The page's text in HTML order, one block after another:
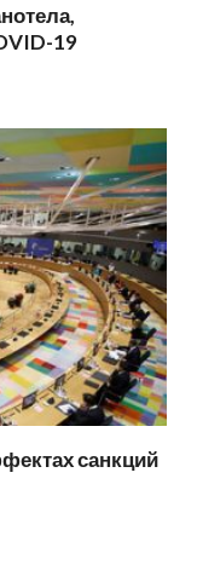
19
санкций